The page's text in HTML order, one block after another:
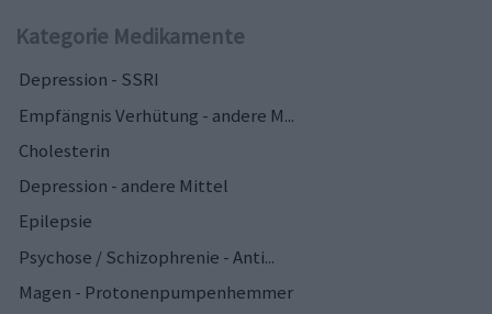
Kategorie Medikamente
Depression - SSRI
Empfängnis Verhütung - andere M...
Cholesterin
Depression - andere Mittel
Epilepsie
Psychose / Schizophrenie - Anti...
Magen - Protonenpumpenhemmer